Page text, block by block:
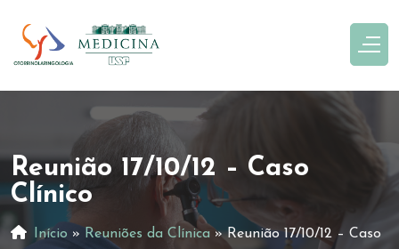
Reunião 17/10/12 – Caso
Clínico
Início » Reuniões da Clínica »Reunião 17/10/12 – Caso